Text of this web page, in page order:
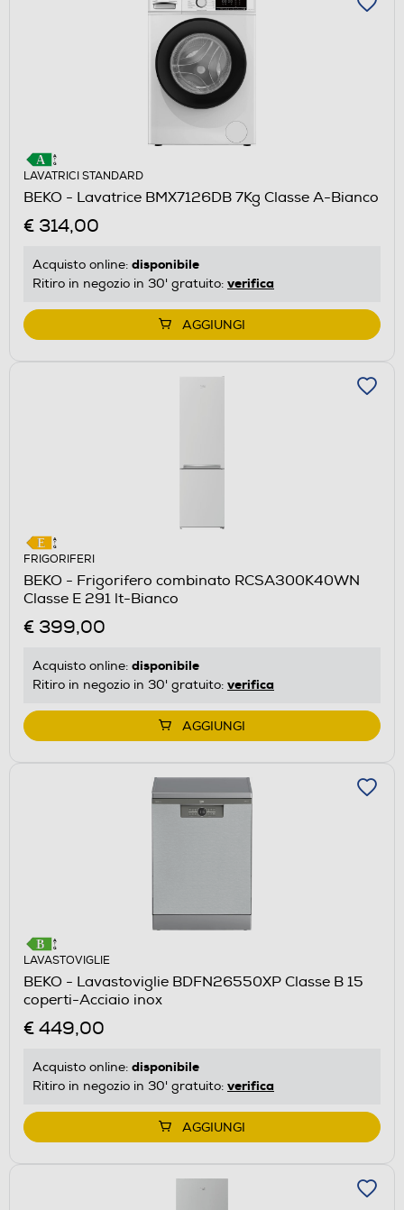
LAVATRICI STANDARD
BEKO - Lavatrice BMX7126DB 7Kg Classe A-Bianco
€ 314,00
Acquisto online: disponibile
Ritiro in negozio in 30' gratuito: verifica
AGGIUNGI
FRIGORIFERI
BEKO - Frigorifero combinato RCSA300K40WN
Classe E 291 lt-Bianco
€ 399,00
Acquisto online: disponibile
Ritiro in negozio in 30' gratuito: verifica
AGGIUNGI
LAVASTOVIGLIE
BEKO - Lavastoviglie BDFN26550XP Classe B 15
coperti-Acciaio inox
€ 449,00
Acquisto online: disponibile
Ritiro in negozio in 30' gratuito: verifica
AGGIUNGI